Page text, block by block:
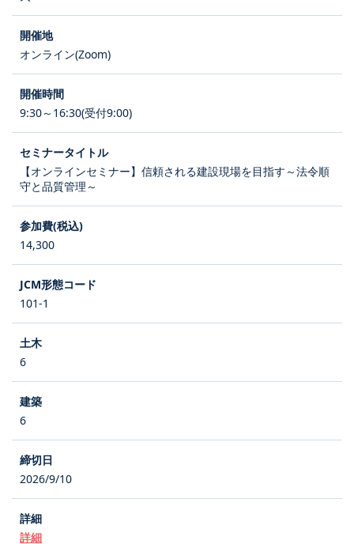
オンライン(Zoom)
9:30～16:30(受付9:00)
【オンラインセミナー】信頼される建設現場を目指す～法令順
守と品質管理～
14,300
101-1
6
6
2026/9/10
詳細